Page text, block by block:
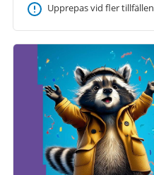
Upprepas vid fler tillfällen